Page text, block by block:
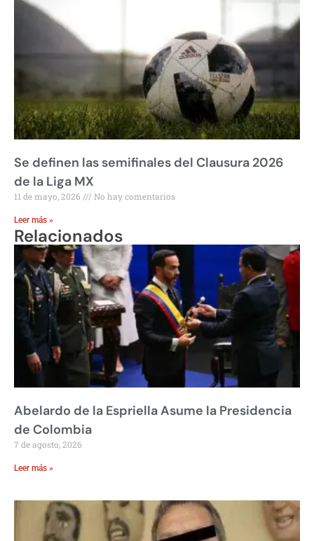
Se definen las semifinales del Clausura 2026
de la Liga MX
11 de mayo, 2026 No hay comentarios
Leer más »
Relacionados
Abelardo de la Espriella Asume la Presidencia
de Colombia
7 de agosto, 2026
Leer más »